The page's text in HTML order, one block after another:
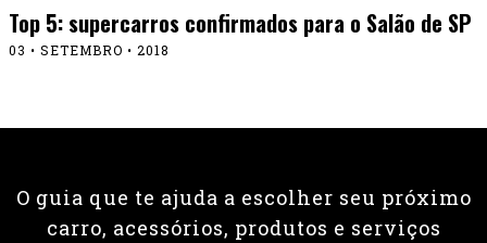
Top 5: supercarros confirmados para o Salão de SP
03 • SETEMBRO • 2018
O guia que te ajuda a escolher seu próximo
carro, acessórios, produtos e serviços